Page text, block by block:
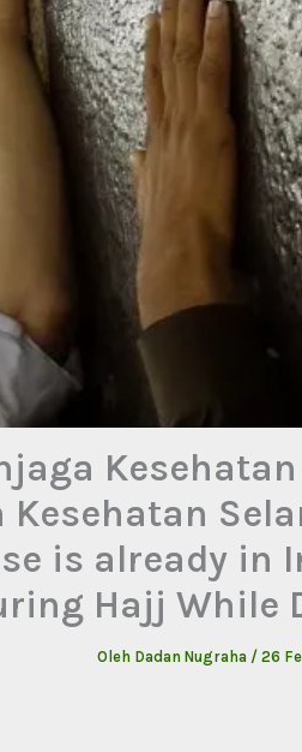
is already
Hajj While
Oleh Dadan Nugraha / 26